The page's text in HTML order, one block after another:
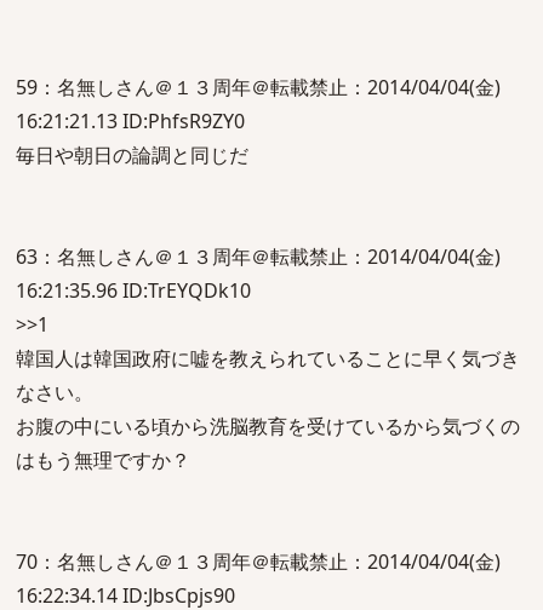
59：名無しさん＠１３周年＠転載禁止：2014/04/04(金)
16:21:21.13 ID:PhfsR9ZY0
毎日や朝日の論調と同じだ
63：名無しさん＠１３周年＠転載禁止：2014/04/04(金)
16:21:35.96 ID:TrEYQDk10
>>1
韓国人は韓国政府に嘘を教えられていることに早く気づき
なさい。
お腹の中にいる頃から洗脳教育を受けているから気づくの
はもう無理ですか？
70：名無しさん＠１３周年＠転載禁止：2014/04/04(金)
16:22:34.14 ID:JbsCpjs90